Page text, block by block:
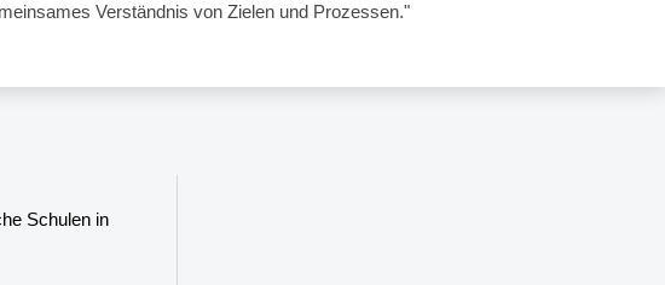
Verständnis von Zielen und Prozessen."
Schulen in